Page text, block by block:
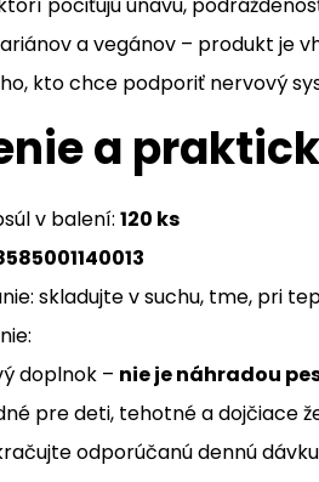
pociťujú únavu,
a vegánov – produkt je
kto chce podporiť nervový
a
v balení: 120 ks
skladujte v suchu, tme, pri
doplnok – nie je náhradou
pre deti, tehotné a dojčiace
odporúčanú dennú dávku